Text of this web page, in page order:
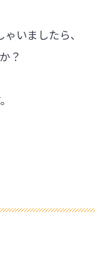
いましたら、
？